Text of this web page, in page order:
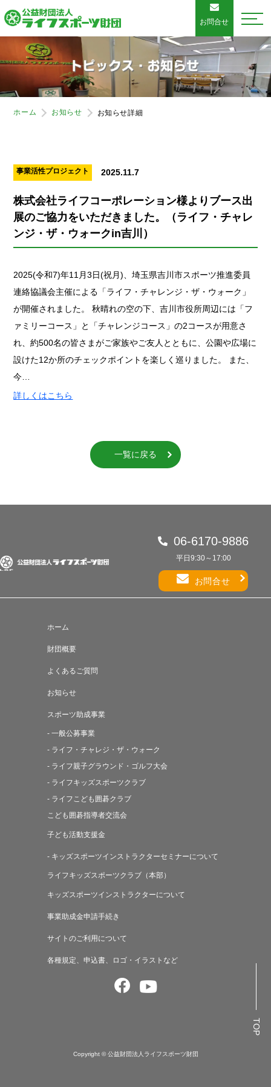
お問合せ
ホーム お知らせ お知らせ詳細
事業活性プロジェクト 2025.11.7
株式会社ライフコーポレーション様よりブース出
展のご協力をいただきました。（ライフ・チャレ
ンジ・ザ・ウォークin吉川）
2025(令和7)年11月3日(祝月)、埼玉県吉川市スポーツ推進委員
連絡協議会主催による「ライフ・チャレンジ・ザ・ウォーク」
が開催されました。 秋晴れの空の下、吉川市役所周辺には「フ
ァミリーコース」と「チャレンジコース」の2コースが用意さ
れ、約500名の皆さまがご家族やご友人とともに、公園や広場に
設けた12か所のチェックポイントを楽しく巡りました。 また、
今…
詳しくはこちら
一覧に戻る
06-6170-9886
平日9:30～17:00
お問合せ
ホーム
財団概要
よくあるご質問
お知らせ
スポーツ助成事業
- 一般公募事業
- ライフ・チャレジ・ザ・ウォーク
- ライフ親子グラウンド・ゴルフ大会
- ライフキッズスポーツクラブ
- ライフこども囲碁クラブ
こども囲碁指導者交流会
子ども活動支援金
- キッズスポーツインストラクターセミナーについて
ライフキッズスポーツクラブ（本部）
キッズスポーツインストラクターについて
事業助成金申請手続き
サイトのご利用について
各種規定、申込書、ロゴ・イラストなど
Copyright © 公益財団法人ライフスポーツ財団
TOP